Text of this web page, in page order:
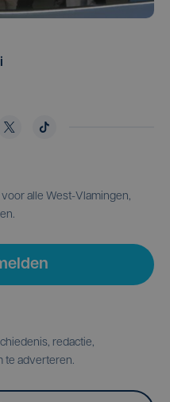
alle West-Vlamingen,
redactie,
te adverteren.